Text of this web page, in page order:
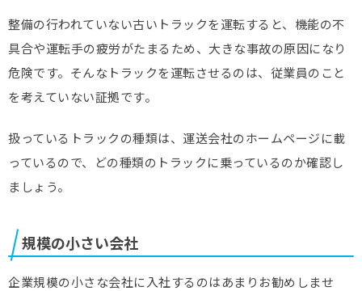
整備の行われていない古いトラックを運転すると、機能の不
具合や運転手の疲労がたまるため、大きな事故の原因になり
危険です。そんなトラックを運転させるのは、従業員のこと
を考えていない証拠です。
扱っているトラックの種類は、運送会社のホームページに載
っているので、どの種類のトラックに乗っているのか確認し
ましょう。
規模の小さい会社
企業規模の小さな会社に入社するのはあまりお勧めしませ